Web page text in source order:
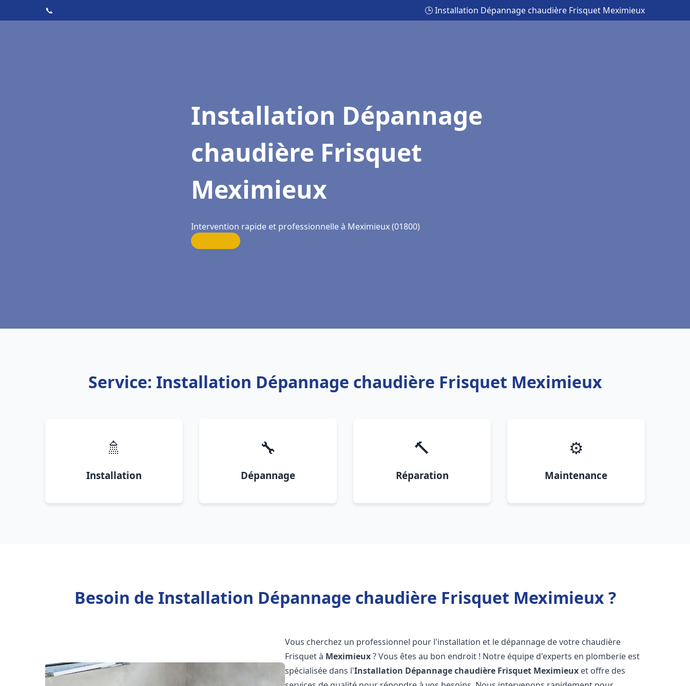
📞 🕒 Installation Dépannage chaudière Frisquet Meximieux
Installation Dépannage
chaudière Frisquet
Meximieux
Intervention rapide et professionnelle à Meximieux (01800)
Service: Installation Dépannage chaudière Frisquet Meximieux
🚿
Installation
🔧
Dépannage
🔨
Réparation
⚙️
Maintenance
Besoin de Installation Dépannage chaudière Frisquet Meximieux ?
Vous cherchez un professionnel pour l'installation et le dépannage de votre chaudière
Frisquet à Meximieux? Vous êtes au bon endroit ! Notre équipe d'experts en plomberie est
spécialisée dans l'Installation Dépannage chaudière Frisquet Meximieux et offre des